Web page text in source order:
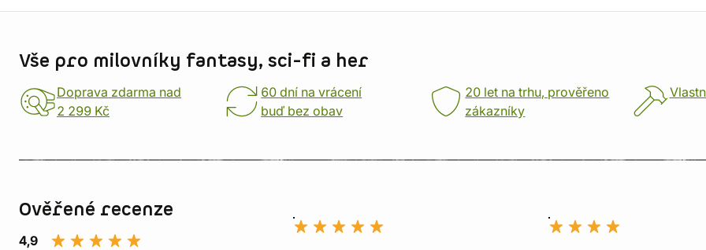
Vše pro milovníky fantasy, sci-fi a her
Doprava zdarma nad
2 299 Kč
60 dní na vrácení
buď bez obav
20 let na trhu, prověřeno
zákazníky
Ověřené recenze
4,9